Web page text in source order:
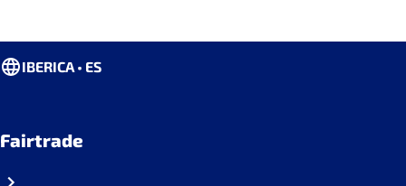
IBERICA • ES
Fairtrade